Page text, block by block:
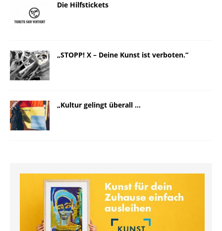
Die Hilfstickets
„STOPP! X – Deine Kunst ist verboten.“
„Kultur gelingt überall …